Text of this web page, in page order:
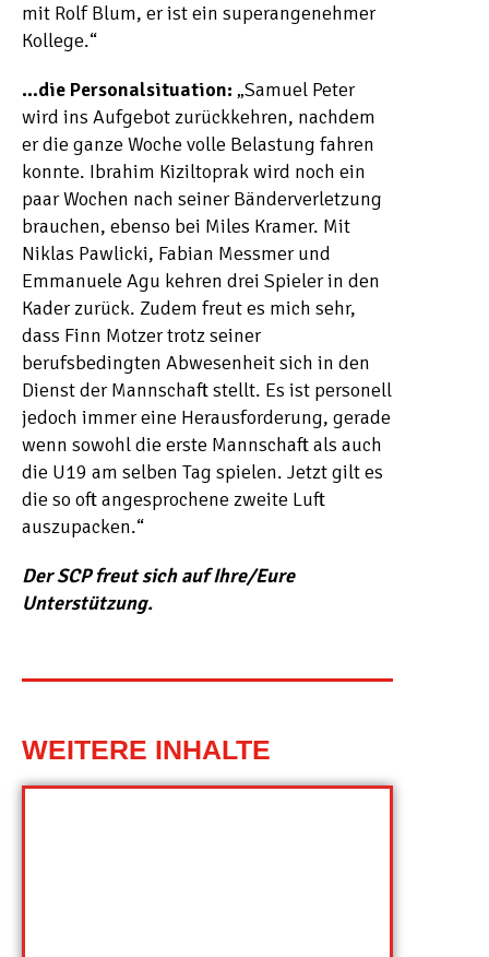
mit Rolf Blum, er ist ein superangenehmer
Kollege.“
…die Personalsituation: „Samuel Peter
wird ins Aufgebot zurückkehren, nachdem
er die ganze Woche volle Belastung fahren
konnte. Ibrahim Kiziltoprak wird noch ein
paar Wochen nach seiner Bänderverletzung
brauchen, ebenso bei Miles Kramer. Mit
Niklas Pawlicki, Fabian Messmer und
Emmanuele Agu kehren drei Spieler in den
Kader zurück. Zudem freut es mich sehr,
dass Finn Motzer trotz seiner
berufsbedingten Abwesenheit sich in den
Dienst der Mannschaft stellt. Es ist personell
jedoch immer eine Herausforderung, gerade
wenn sowohl die erste Mannschaft als auch
die U19 am selben Tag spielen. Jetzt gilt es
die so oft angesprochene zweite Luft
auszupacken.“
Der SCP freut sich auf Ihre/Eure
Unterstützung.
WEITERE INHALTE